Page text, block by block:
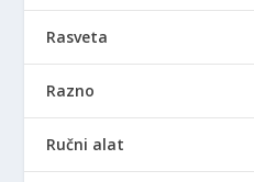
Rasveta
Razno
Ručni alat